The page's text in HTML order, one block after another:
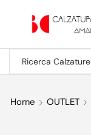
Home OUTLET